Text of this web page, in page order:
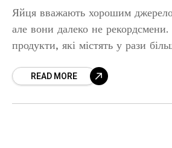
Яйця вважають хорошим
але вони далеко не
продукти, які містять у рази
далеко не рекордсмени
READ MORE